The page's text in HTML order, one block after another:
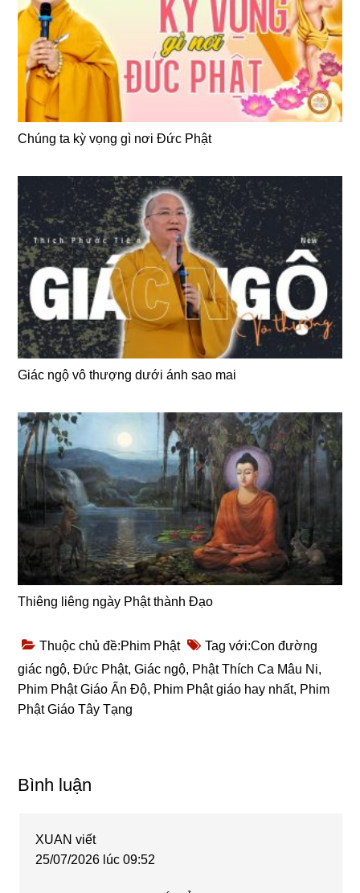
Chúng ta kỳ vọng gì nơi Đức Phật
Giác ngộ vô thượng dưới ánh sao mai
Thiêng liêng ngày Phật thành Đạo
Thuộc chủ đề:Phim Phật Tag với:Con đường
giác ngộ,Đức Phật,Giác ngộ, Phật Thích Ca Mâu Ni,
Phim Phật Giáo Ấn Độ, Phim Phật giáo hay nhất, Phim
Phật Giáo Tây Tạng
Reader
Bình luận
XUAN viết
25/07/2026 lúc 09:52